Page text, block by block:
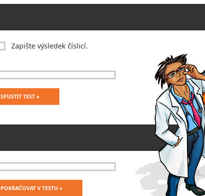
Zapište výsledek číslicí.
SPUSTIT TEST »
POKRAČOVAT V TESTU »